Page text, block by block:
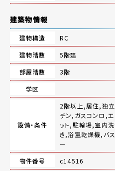
建築物情報
建物構造
RC
建物階数
5階建
部屋階数
3階
学区
設備・条件
2階以上,居住,独立
チン,ガスコンロ,
ット,駐輪場,室内
き,浴室乾燥機,バ
ー
物件番号
c14516